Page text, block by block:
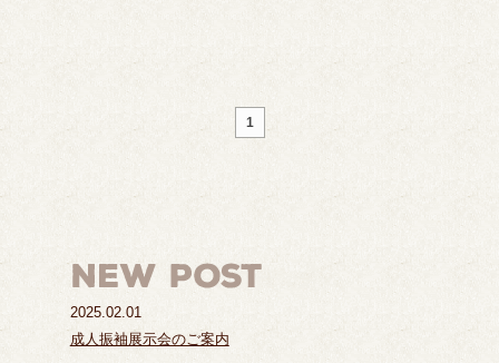
1
2025.02.01
成人振袖展示会のご案内